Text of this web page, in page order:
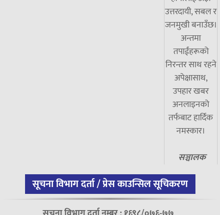
उत्तरदायी, सबल र
जनमुखी बनाउँछ।
अन्तमा
तपाईंहरूको
निरन्तर साथ रहने
अपेक्षासाथ,
उपहार खबर
अनलाइनको
तर्फबाट हार्दिक
नमस्कार।
सञ्चालक
सूचना विभाग दर्ता / प्रेस काउन्सिल सूचिकरण